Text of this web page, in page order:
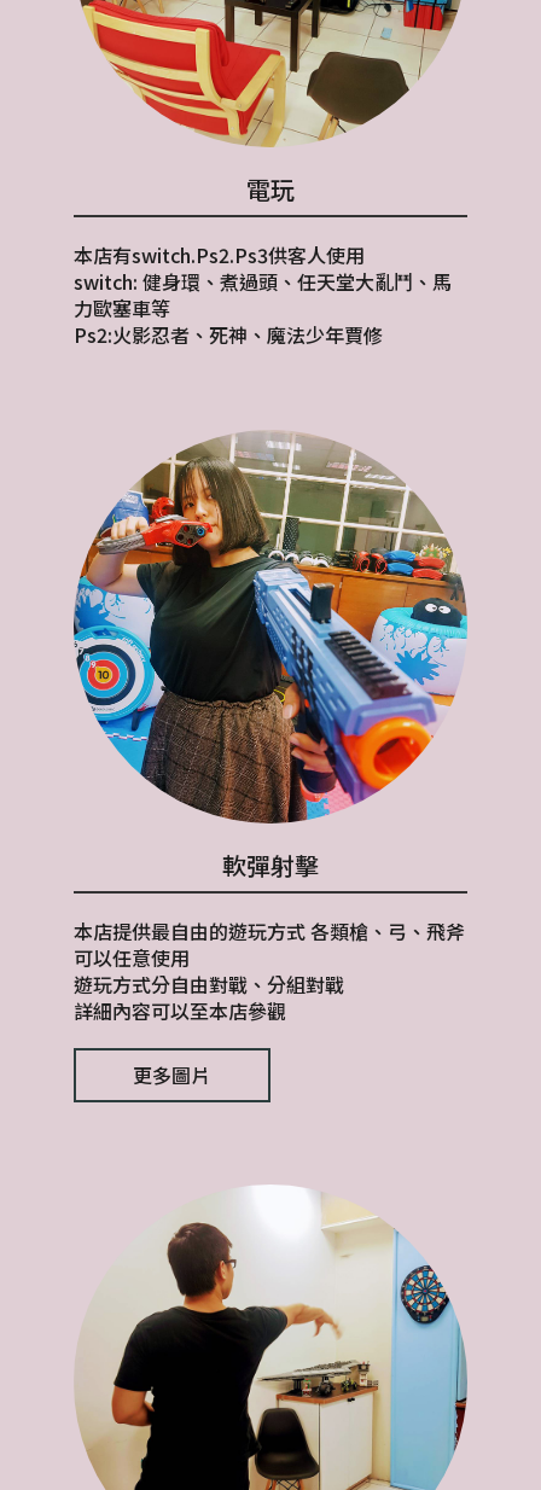
電玩
本店有switch.Ps2.Ps3供客人使用
switch: 健身環、煮過頭、任天堂大亂鬥、馬
力歐塞車等
Ps2:火影忍者、死神、魔法少年賈修
軟彈射擊
本店提供最自由的遊玩方式 各類槍、弓、飛斧
可以任意使用
遊玩方式分自由對戰、分組對戰
詳細內容可以至本店參觀
更多圖片